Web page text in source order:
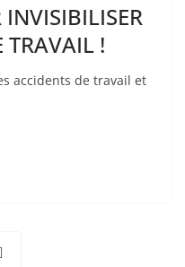
INVISIBILISER
TRAVAIL !
accidents de travail et